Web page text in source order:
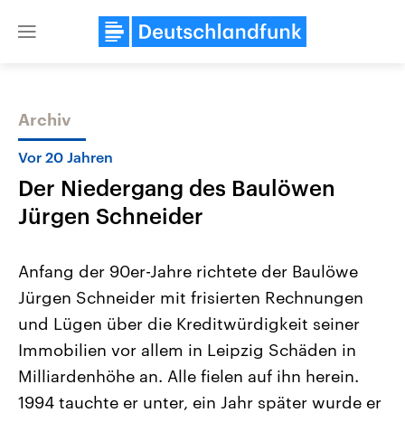
Close
Themen
Landtagswahl Sachsen-Anhalt
2026
Alle Informationen
Sachsen-Anhalt wählt am 6.
September 2026 einen neuen
Landtag. Seit 2021 wird das
Bundesland von einer Koalition aus
USA
Aktuelle Beiträge,
Hintergründe
Wirtschaftlich und
gehören die Vereinigten
den mächtigsten Ländern
mit großem Einfluss auf
aktuelle Weltgeschehen.
Archiv
Vor 20 Jahren
Der Niedergang des Baulöwen
Jürgen Schneider
Anfang der 90er-Jahre richtete der Baulöwe
Jürgen Schneider mit frisierten Rechnungen
und Lügen über die Kreditwürdigkeit seiner
Immobilien vor allem in Leipzig Schäden in
Milliardenhöhe an. Alle fielen auf ihn herein.
1994 tauchte er unter, ein Jahr später wurde er